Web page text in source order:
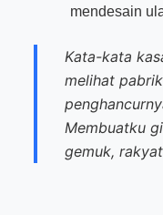
mendesain
Kata-kata
melihat
Membuatku
gemuk,